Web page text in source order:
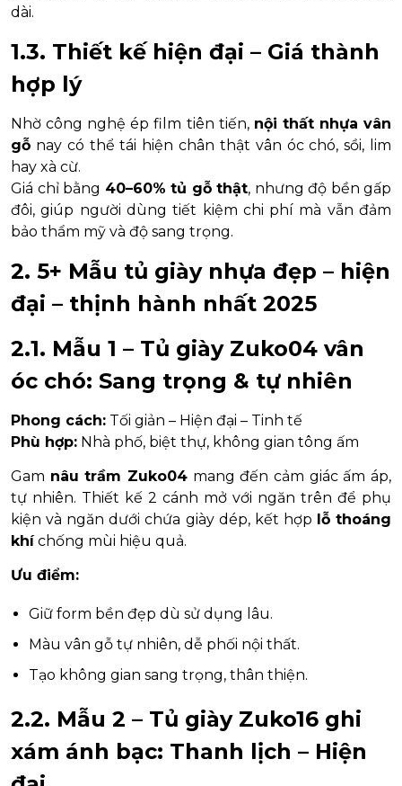
dài.
1.3. Thiết kế hiện đại – Giá thành
hợp lý
Nhờ công nghệ ép film tiên tiến, nội thất nhựa vân
gỗ nay có thể tái hiện chân thật vân óc chó, sồi, lim
hay xà cừ.
Giá chỉ bằng 40–60% tủ gỗ thật, nhưng độ bền gấp
đôi, giúp người dùng tiết kiệm chi phí mà vẫn đảm
bảo thẩm mỹ và độ sang trọng.
2. 5+ Mẫu tủ giày nhựa đẹp – hiện
đại – thịnh hành nhất 2025
2.1. Mẫu 1 – Tủ giày Zuko04 vân
óc chó: Sang trọng & tự nhiên
Phong cách: Tối giản – Hiện đại – Tinh tế
Phù hợp: Nhà phố, biệt thự, không gian tông ấm
Gam nâu trầm Zuko04 mang đến cảm giác ấm áp,
tự nhiên. Thiết kế 2 cánh mở với ngăn trên để phụ
kiện và ngăn dưới chứa giày dép, kết hợp lỗ thoáng
khíchống mùi hiệu quả.
Ưu điểm:
Giữ form bền đẹp dù sử dụng lâu.
Màu vân gỗ tự nhiên, dễ phối nội thất.
Tạo không gian sang trọng, thân thiện.
2.2. Mẫu 2 – Tủ giày Zuko16 ghi
xám ánh bạc: Thanh lịch – Hiện